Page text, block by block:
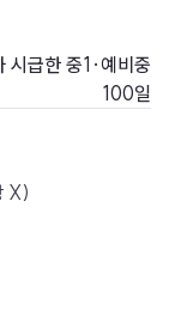
시급한 중1·예비중
100일
X)